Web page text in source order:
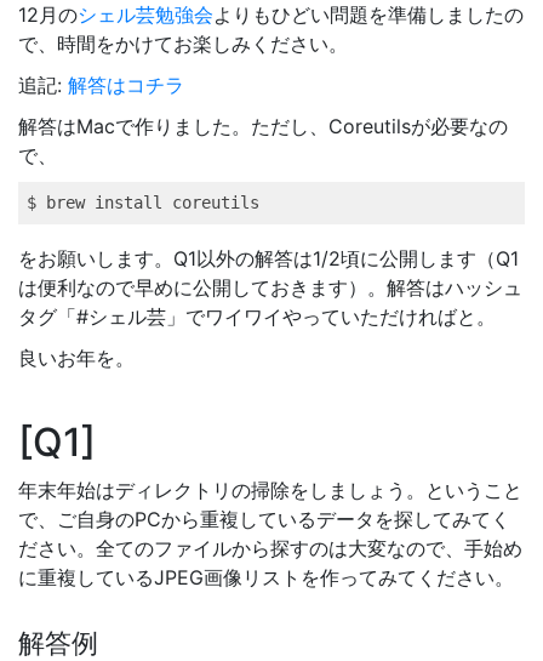
12月のシェル芸勉強会よりもひどい問題を準備しましたの
で、時間をかけてお楽しみください。
追記: 解答はコチラ
解答はMacで作りました。ただし、Coreutilsが必要なの
で、
$ brew install coreutils
をお願いします。Q1以外の解答は1/2頃に公開します（Q1
は便利なので早めに公開しておきます）。解答はハッシュ
タグ「#シェル芸」でワイワイやっていただければと。
良いお年を。
Q1
年末年始はディレクトリの掃除をしましょう。ということ
で、ご自身のPCから重複しているデータを探してみてく
ださい。全てのファイルから探すのは大変なので、手始め
に重複しているJPEG画像リストを作ってみてください。
解答例